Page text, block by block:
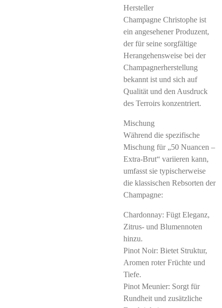
Hersteller
Champagne Christophe ist
ein angesehener Produzent,
der für seine sorgfältige
Herangehensweise bei der
Champagnerherstellung
bekannt ist und sich auf
Qualität und den Ausdruck
des Terroirs konzentriert.
Mischung
Während die spezifische
Mischung für „50 Nuancen –
Extra-Brut“ variieren kann,
umfasst sie typischerweise
die klassischen Rebsorten der
Champagne:
Chardonnay: Fügt Eleganz,
Zitrus- und Blumennoten
hinzu.
Pinot Noir: Bietet Struktur,
Aromen roter Früchte und
Tiefe.
Pinot Meunier: Sorgt für
Rundheit und zusätzliche